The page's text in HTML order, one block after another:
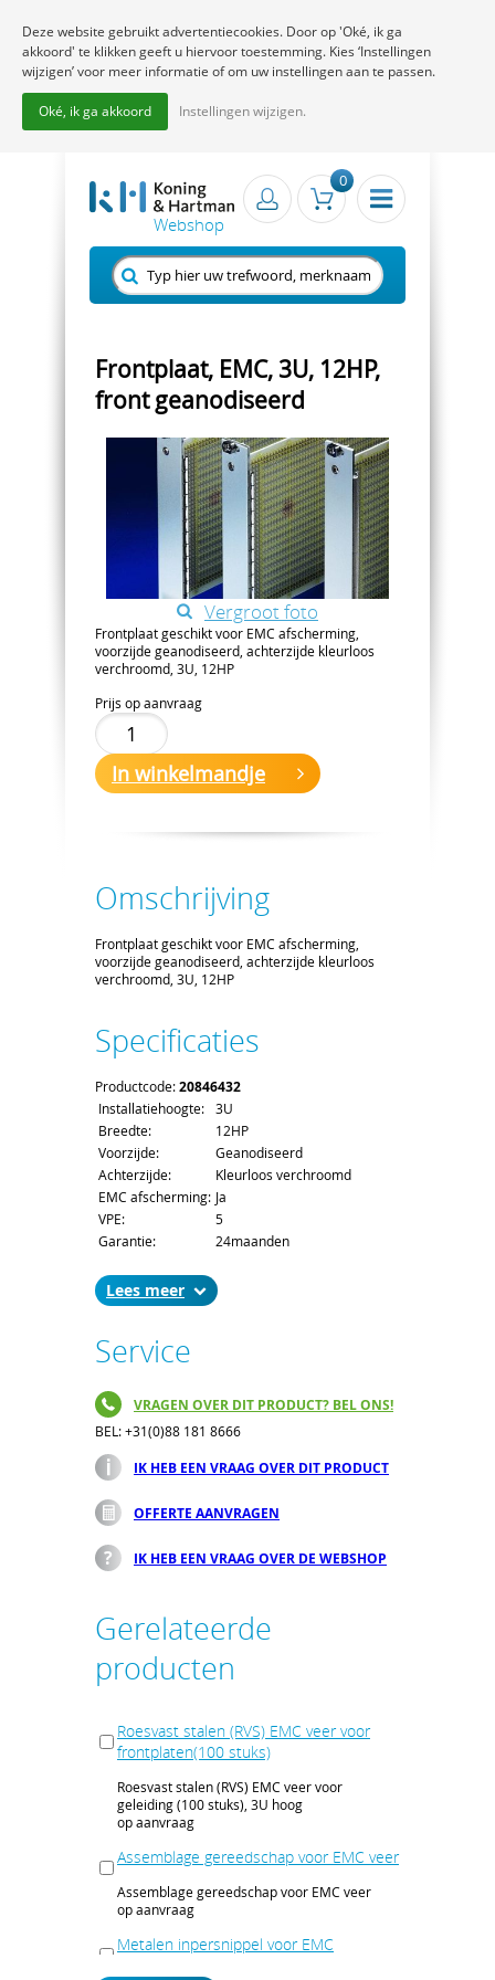
0
Frontplaat, EMC, 3U, 12HP,
front geanodiseerd
Vergroot foto
Frontplaat geschikt voor EMC afscherming,
voorzijde geanodiseerd, achterzijde kleurloos
verchroomd, 3U, 12HP
Prijs op aanvraag
In winkelmandje
Omschrijving
Frontplaat geschikt voor EMC afscherming,
voorzijde geanodiseerd, achterzijde kleurloos
verchroomd, 3U, 12HP
Specificaties
Productcode:20846432
Installatiehoogte:
3U
Breedte:
12HP
Voorzijde:
Geanodiseerd
Achterzijde:
Kleurloos verchroomd
EMC afscherming: Ja
VPE:
5
Garantie:
24maanden
Lees
Service
VRAGEN OVER DIT PRODUCT? BEL ONS!
BEL: +31(0)88 181 8666
IK HEB EEN VRAAG OVER DIT PRODUCT
OFFERTE AANVRAGEN
IK HEB EEN VRAAG OVER DE WEBSHOP
Gerelateerde
producten
Roesvast stalen (RVS) EMC veer voor
frontplaten(100 stuks)
Roesvast stalen (RVS) EMC veer voor
geleiding (100 stuks), 3U hoog
op aanvraag
Assemblage gereedschap voor EMC veer
Assemblage gereedschap voor EMC veer
op aanvraag
Metalen inpersnippel voor EMC
Deze website gebruikt advertentiecookies. Door op 'Oké, ik ga
akkoord' te klikken geeft u hiervoor toestemming. Kies ‘Instellingen
wijzigen’ voor meer informatie of om uw instellingen aan te passen.
Oké, ik ga akkoord Instellingen wijzigen.